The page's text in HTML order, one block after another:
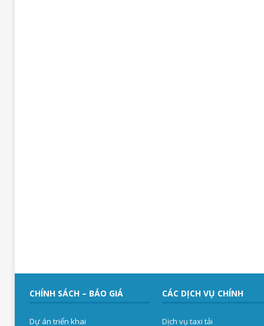
CHÍNH SÁCH – BÁO GIÁ
Dự án triển khai
CÁC DỊCH VỤ CHÍNH
Dịch vụ taxi tải